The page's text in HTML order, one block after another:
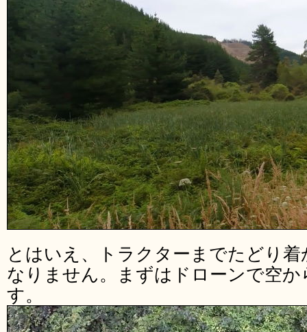
とはいえ、トラクターまでたどり
なりません。まずはドローンで空
す。